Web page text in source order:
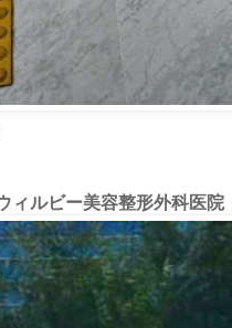
ィルビー美容整形外科医院